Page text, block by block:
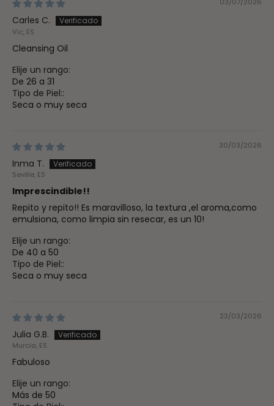
03/07/2026
Carles C.
Vic, ES
Cleansing Oil
Elije un rango:
De 26 a 31
Tipo de Piel::
Seca o muy seca
30/03/2026
Inma T.
Seville, ES
Imprescindible!!
Repito y repito!! Es maravilloso, la textura ,el aroma,como
emulsiona, como limpia sin resecar, es un 10!
Elije un rango:
De 40 a 50
Tipo de Piel::
Seca o muy seca
23/03/2026
Julia G.B.
Murcia, ES
Fabuloso
Elije un rango:
Más de 50